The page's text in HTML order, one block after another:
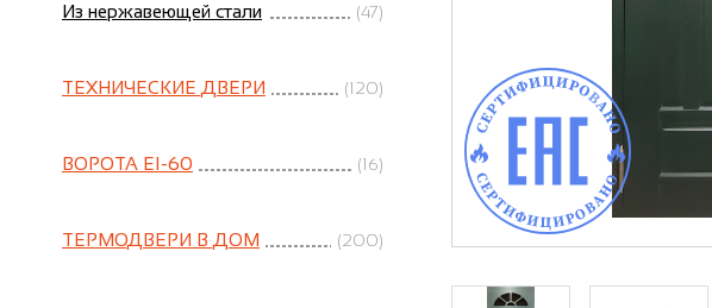
Из нержавеющей стали (47)
ТЕХНИЧЕСКИЕ ДВЕРИ (120)
ВОРОТА EI-60 (16)
ТЕРМОДВЕРИ В ДОМ (200)